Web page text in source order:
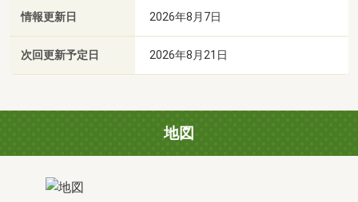
情報更新日 2026年8月7日
次回更新予定日 2026年8月21日
地図